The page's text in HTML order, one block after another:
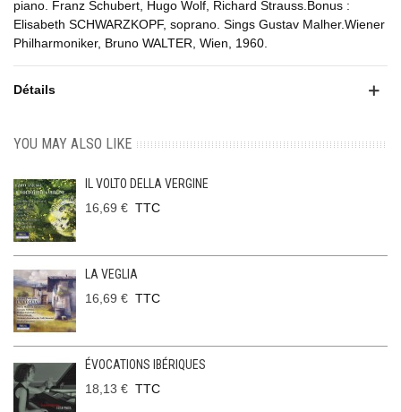
piano. Franz Schubert, Hugo Wolf, Richard Strauss.Bonus :
Elisabeth SCHWARZKOPF, soprano. Sings Gustav Malher.Wiener
Philharmoniker, Bruno WALTER, Wien, 1960.
Détails
YOU MAY ALSO LIKE
IL VOLTO DELLA VERGINE
16,69 € TTC
LA VEGLIA
16,69 € TTC
ÉVOCATIONS IBÉRIQUES
18,13 € TTC